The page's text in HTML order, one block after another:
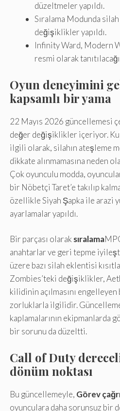
düzeltmeler yapıldı.
Sıralama Modunda
değişiklikler yapıldı.
Infinity Ward, Modern
resmi olarak
Oyun deneyimini
kapsamlı bir yama
22 Mayıs 2026 güncellemesi
değer değişiklikler içeriyor.
ilgili olarak, silahın ateşleme
dikkate alınmamasına neden
Çok oyunculu modda,
bir Nöbetçi Taret’e takılıp
özellikle Siyah Şapka ile arazi
ayarlamalar yapıldı.
Bir parçası olaraksıralama
anahtarlar ve geri tepme
üzere bazı silah eklentisi
Zombies’teki değişiklikler,
kilidinin açılmasını
zorluklarla ilgilidir.
kaplamalarının ekipmanlarda
bir sorunu da düzeltti.
Call of Duty
dönüm noktası
Bu güncellemeyle, Görev
oyunculara daha sorunsuz bir